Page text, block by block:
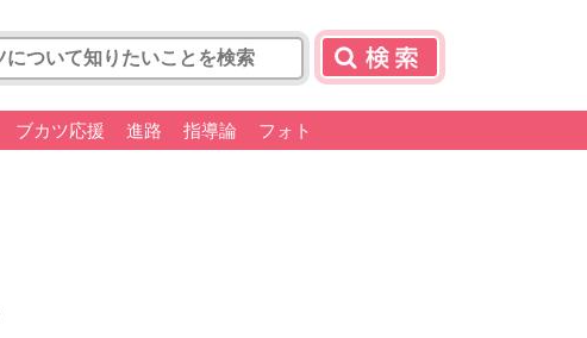
ブカツ応援 進路 指導論 フォト